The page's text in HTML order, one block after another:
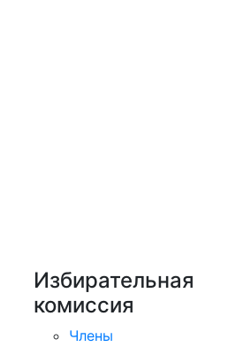
Избирательная
комиссия
Члены